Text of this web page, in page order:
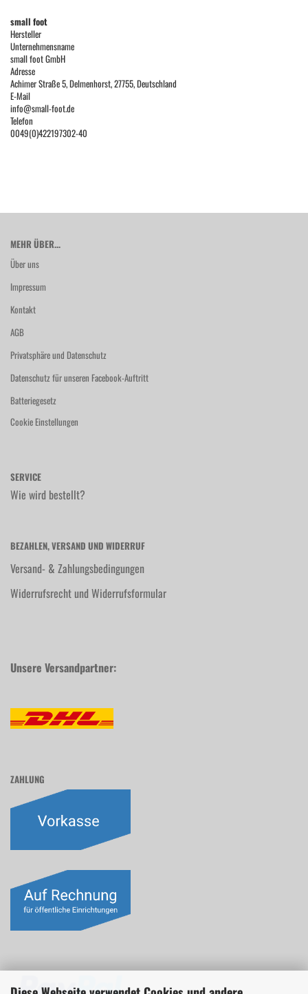
small foot
Hersteller
Unternehmensname
small foot GmbH
Adresse
Achimer Straße 5, Delmenhorst, 27755, Deutschland
E-Mail
info@small-foot.de
Telefon
0049(0)422197302-40
MEHR ÜBER...
Über uns
Impressum
Kontakt
AGB
Privatsphäre und Datenschutz
Datenschutz für unseren Facebook-Auftritt
Batteriegesetz
Cookie Einstellungen
SERVICE
Wie wird bestellt?
BEZAHLEN, VERSAND UND WIDERRUF
Versand- & Zahlungsbedingungen
Widerrufsrecht und Widerrufsformular
Unsere Versandpartner:
ZAHLUNG